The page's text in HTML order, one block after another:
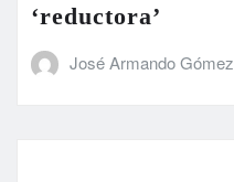
‘reductora’
José Armando Gómez